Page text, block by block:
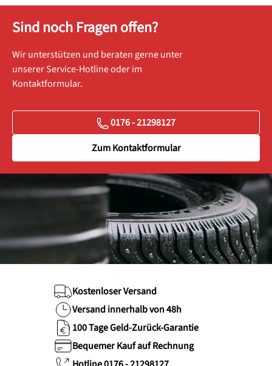
Sind noch Fragen offen?
Wir unterstützen und beraten gerne unter
unserer Service-Hotline oder im
Kontaktformular.
0176 - 21298127
Zum Kontaktformular
Kostenloser Versand
Versand innerhalb von 48h
100 Tage Geld-Zurück-Garantie
Bequemer Kauf auf Rechnung